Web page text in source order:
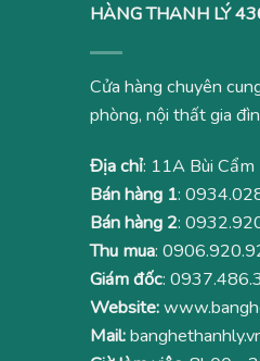
HÀNG THANH LÝ
Cửa hàng chuyên
phòng, nội thất gia
Địa chỉ: 11A Bùi Cẩm
Bán hàng 1:
Bán hàng 2:
Thu mua:
Giám đốc:
Website:
Mail: